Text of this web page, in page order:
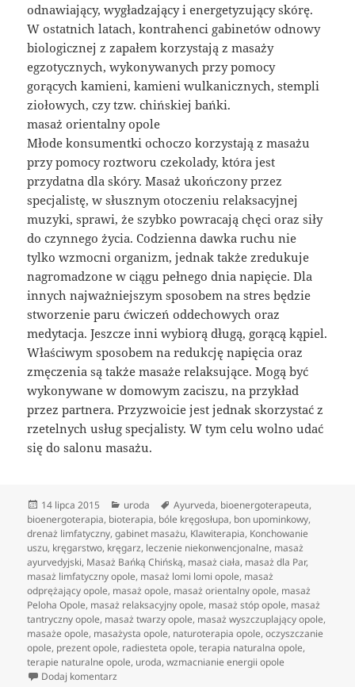
odnawiający, wygładzający i energetyzujący skórę.
W ostatnich latach, kontrahenci gabinetów odnowy
biologicznej z zapałem korzystają z masaży
egzotycznych, wykonywanych przy pomocy
gorących kamieni, kamieni wulkanicznych, stempli
ziołowych, czy tzw. chińskiej bańki.
masaż orientalny opole
Młode konsumentki ochoczo korzystają z masażu
przy pomocy roztworu czekolady, która jest
przydatna dla skóry. Masaż ukończony przez
specjalistę, w słusznym otoczeniu relaksacyjnej
muzyki, sprawi, że szybko powracają chęci oraz siły
do czynnego życia. Codzienna dawka ruchu nie
tylko wzmocni organizm, jednak także zredukuje
nagromadzone w ciągu pełnego dnia napięcie. Dla
innych najważniejszym sposobem na stres będzie
stworzenie paru ćwiczeń oddechowych oraz
medytacja. Jeszcze inni wybiorą długą, gorącą kąpiel.
Właściwym sposobem na redukcję napięcia oraz
zmęczenia są także masaże relaksujące. Mogą być
wykonywane w domowym zaciszu, na przykład
przez partnera. Przyzwoicie jest jednak skorzystać z
rzetelnych usług specjalisty. W tym celu wolno udać
się do salonu masażu.
Data
publikacji
14 lipca 2015 Kategorie
uroda Tagi
Ayurveda, bioenergoterapeuta,
bioenergoterapia, bioterapia, bóle kręgosłupa, bon upominkowy,
drenaż limfatyczny,gabinet masażu, Klawiterapia, Konchowanie
uszu, kręgarstwo, kręgarz, leczenie niekonwencjonalne, masaż
ayurvedyjski, Masaż Bańką Chińską, masaż ciała, masaż dla Par,
masaż limfatyczny opole, masaż lomi lomi opole, masaż
odprężający opole, masaż opole, masaż orientalny opole, masaż
Peloha Opole, masaż relaksacyjny opole, masaż stóp opole, masaż
tantryczny opole, masaż twarzy opole, masaż wyszczuplający opole,
masaże opole, masażysta opole, naturoterapia opole,oczyszczanie
opole, prezent opole, radiesteta opole,terapia naturalna opole,
terapie naturalne opole, uroda,wzmacnianie energii opole
Dodaj komentarz